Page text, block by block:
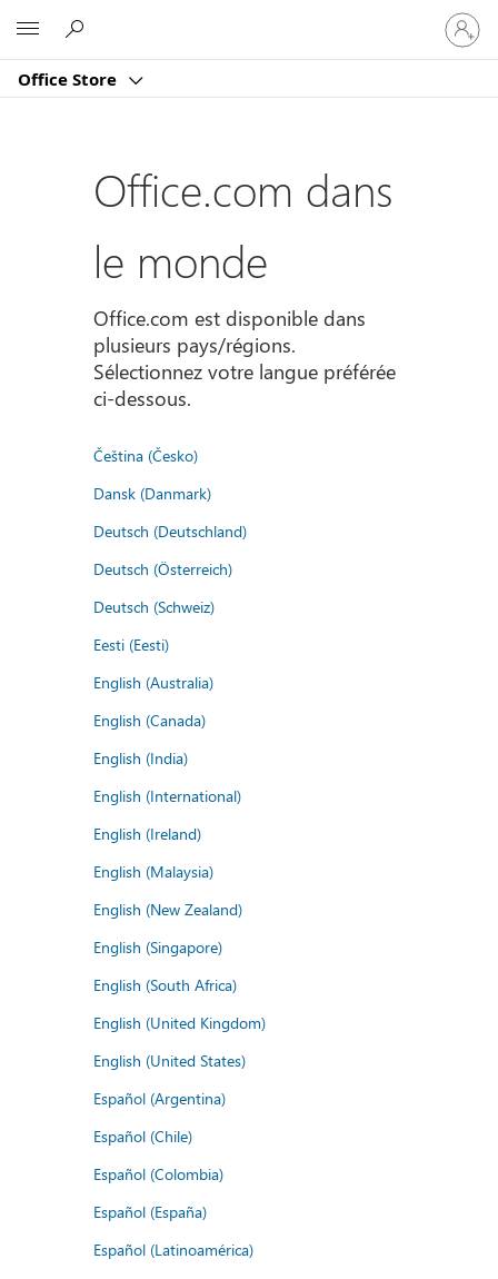
Office Store
vous
à
compte
Office.com dans
le monde
Office.com est disponible dans
plusieurs pays/régions.
Sélectionnez votre langue préférée
ci-dessous.
Čeština (Česko)
Dansk (Danmark)
Deutsch (Deutschland)
Deutsch (Österreich)
Deutsch (Schweiz)
Eesti (Eesti)
English (Australia)
English (Canada)
English (India)
English (International)
English (Ireland)
English (Malaysia)
English (New Zealand)
English (Singapore)
English (South Africa)
English (United Kingdom)
English (United States)
Español (Argentina)
Español (Chile)
Español (Colombia)
Español (España)
Español (Latinoamérica)